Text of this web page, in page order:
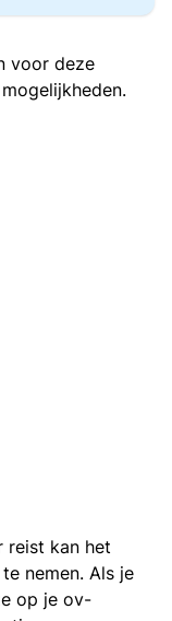
voor deze
reist kan het
nemen. Als je
op je ov-